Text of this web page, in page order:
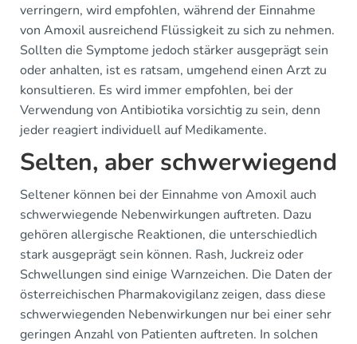
verringern, wird empfohlen, während der Einnahme
von Amoxil ausreichend Flüssigkeit zu sich zu nehmen.
Sollten die Symptome jedoch stärker ausgeprägt sein
oder anhalten, ist es ratsam, umgehend einen Arzt zu
konsultieren. Es wird immer empfohlen, bei der
Verwendung von Antibiotika vorsichtig zu sein, denn
jeder reagiert individuell auf Medikamente.
Selten, aber schwerwiegend
Seltener können bei der Einnahme von Amoxil auch
schwerwiegende Nebenwirkungen auftreten. Dazu
gehören allergische Reaktionen, die unterschiedlich
stark ausgeprägt sein können. Rash, Juckreiz oder
Schwellungen sind einige Warnzeichen. Die Daten der
österreichischen Pharmakovigilanz zeigen, dass diese
schwerwiegenden Nebenwirkungen nur bei einer sehr
geringen Anzahl von Patienten auftreten. In solchen